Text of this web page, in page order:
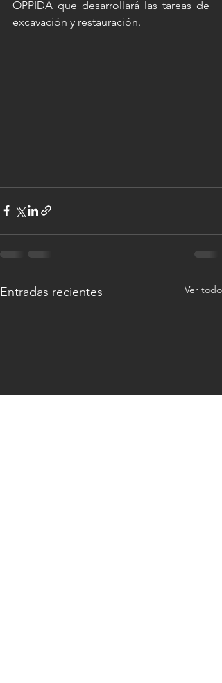
OPPIDA que desarrollará las tareas de
excavación y restauración.
Entradas recientes Ver todo